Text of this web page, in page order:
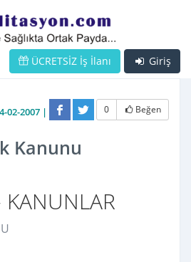
Giriş
ÜCRETSİZ İş İlanı
02-2007 | 0 Beğen
Kanunu